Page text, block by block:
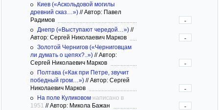
Киев («Аскольдовой могилы
древний сказ…») //Автор: Павел
Радимов
-
Днепр («Выступают чередой…») //
Автор: Сергей Николаевич Марков
-
Золотой Чернигов («Черниговцам
ли думать о цепях?..») //Автор:
Сергей Николаевич Марков
-
Полтава («Как при Петре, звучит
победный гром…») //Автор: Сергей
Николаевич Марков
-
На поле Куликовом написано в
1951 //Автор: Микола Бажан
-